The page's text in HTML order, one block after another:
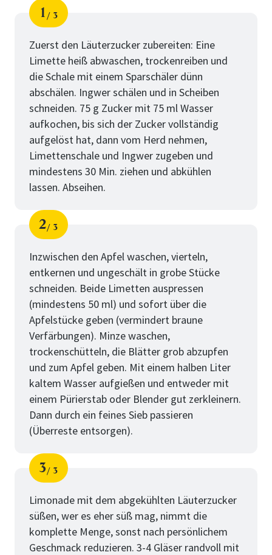
Schritt
1
von
3
Zuerst den Läuterzucker zubereiten: Eine
Limette heiß abwaschen, trockenreiben und
die Schale mit einem Sparschäler dünn
abschälen. Ingwer schälen und in Scheiben
schneiden. 75 g Zucker mit 75 ml Wasser
aufkochen, bis sich der Zucker vollständig
aufgelöst hat, dann vom Herd nehmen,
Limettenschale und Ingwer zugeben und
mindestens 30 Min. ziehen und abkühlen
lassen. Abseihen.
Schritt
2
von
3
Inzwischen den Apfel waschen, vierteln,
entkernen und ungeschält in grobe Stücke
schneiden. Beide Limetten auspressen
(mindestens 50 ml) und sofort über die
Apfelstücke geben (vermindert braune
Verfärbungen). Minze waschen,
trockenschütteln, die Blätter grob abzupfen
und zum Apfel geben. Mit einem halben Liter
kaltem Wasser aufgießen und entweder mit
einem Pürierstab oder Blender gut zerkleinern.
Dann durch ein feines Sieb passieren
(Überreste entsorgen).
Schritt
3
von
3
Limonade mit dem abgekühlten Läuterzucker
süßen, wer es eher süß mag, nimmt die
komplette Menge, sonst nach persönlichem
Geschmack reduzieren. 3-4 Gläser randvoll mit